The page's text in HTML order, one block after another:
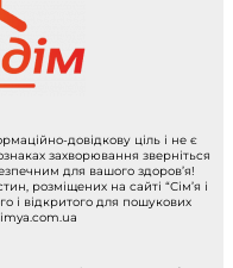
довідкову ціль і не є
захворювання зверніться
для вашого здоров’я!
розміщених на сайті “Сім’я і
і відкритого для пошукових